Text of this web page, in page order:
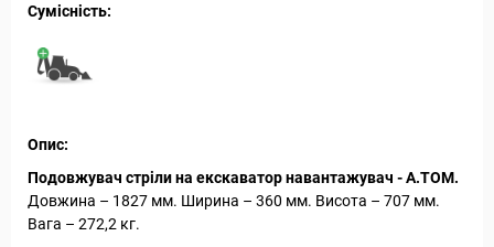
Сумісність:
Опис:
Подовжувач стріли на екскаватор навантажувач - А.ТОМ.
Довжина – 1827 мм. Ширина – 360 мм. Висота – 707 мм.
Вага – 272,2 кг.